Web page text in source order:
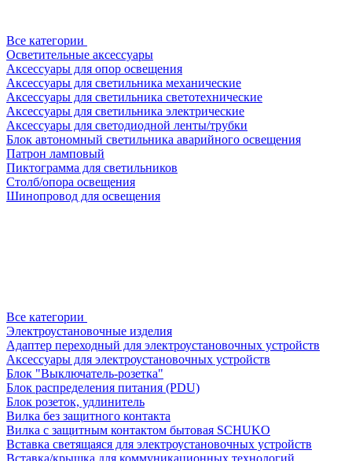
Все категории
Осветительные аксессуары
Аксессуары для опор освещения
Аксессуары для светильника механические
Аксессуары для светильника светотехнические
Аксессуары для светильника электрические
Аксессуары для светодиодной ленты/трубки
Блок автономный светильника аварийного освещения
Патрон ламповый
Пиктограмма для светильников
Столб/опора освещения
Шинопровод для освещения
Все категории
Электроустановочные изделия
Адаптер переходный для электроустановочных устройств
Аксессуары для электроустановочных устройств
Блок "Выключатель-розетка"
Блок распределения питания (PDU)
Блок розеток, удлинитель
Вилка без защитного контакта
Вилка с защитным контактом бытовая SCHUKO
Вставка светящаяся для электроустановочных устройств
Вставка/крышка для коммуникационных технологий